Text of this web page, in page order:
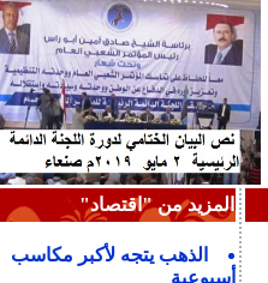
المزيد من "اقتصاد"
الذهب يتجه لأكبر مكاسب
أسبوعية